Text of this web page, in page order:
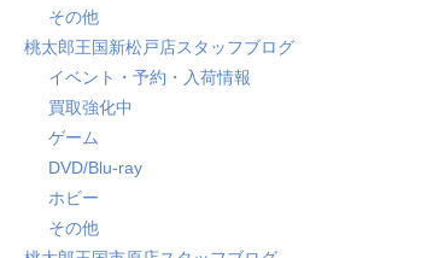
その他
桃太郎王国新松戸店スタッフブログ
イベント・予約・入荷情報
買取強化中
ゲーム
DVD/Blu-ray
ホビー
その他